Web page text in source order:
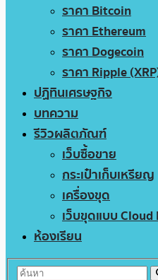
ราคา Bitcoin
ราคา Ethereum
ราคา Dogecoin
ราคา Ripple
ปฏิทินเศรษฐกิจ
บทความ
รีวิวผลิตภัณฑ์
เว็บซื้อขาย
กระเป๋าเก็บเหรียญ
เครื่องขุด
เว็บขุดแบบ
ห้องเรียน